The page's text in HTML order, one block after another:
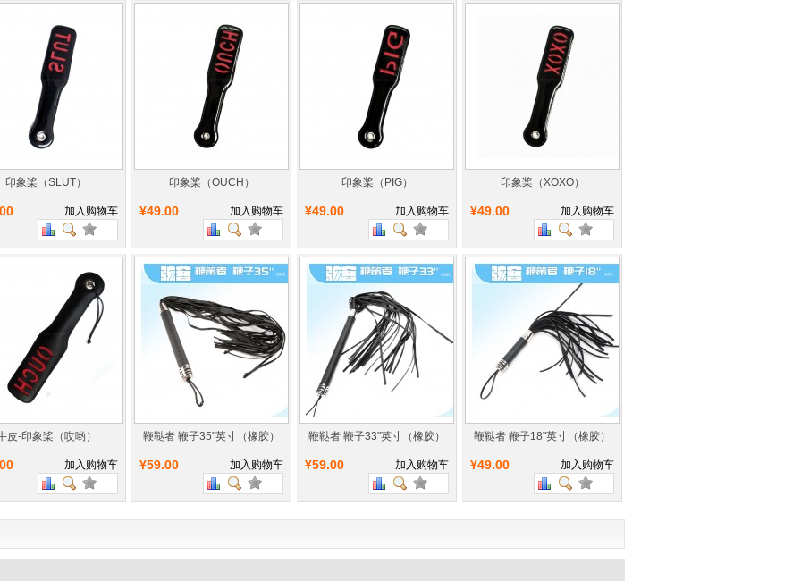
印象桨（SLUT）
加入购物车
印象桨（OUCH）
¥49.00 加入购物车
印象桨（PIG）
¥49.00 加入购物车
印象桨（XOXO）
¥49.00 加入购物车
皮-印象桨（哎哟）
加入购物车
鞭鞑者 鞭子35"英寸（橡胶）
¥59.00 加入购物车
鞭鞑者 鞭子33"英寸（橡胶）
¥59.00 加入购物车
鞭鞑者 鞭子18"英寸（橡胶）
¥49.00 加入购物车